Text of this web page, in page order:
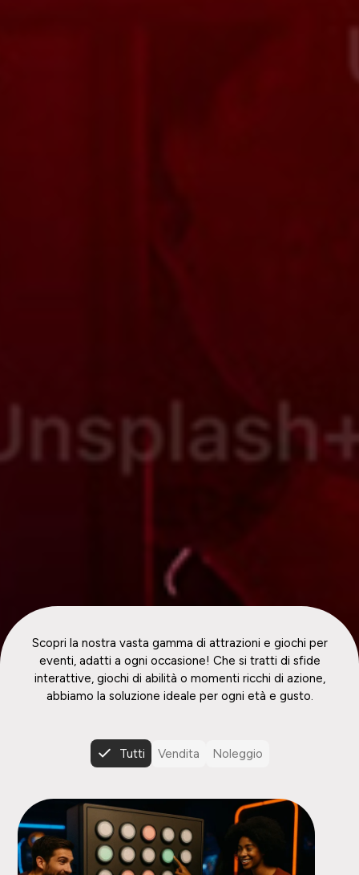
Scopri la nostra vasta gamma di attrazioni e giochi per
eventi, adatti a ogni occasione! Che si tratti di sfide
interattive, giochi di abilità o momenti ricchi di azione,
abbiamo la soluzione ideale per ogni età e gusto.
Vendita Noleggio
Tutti